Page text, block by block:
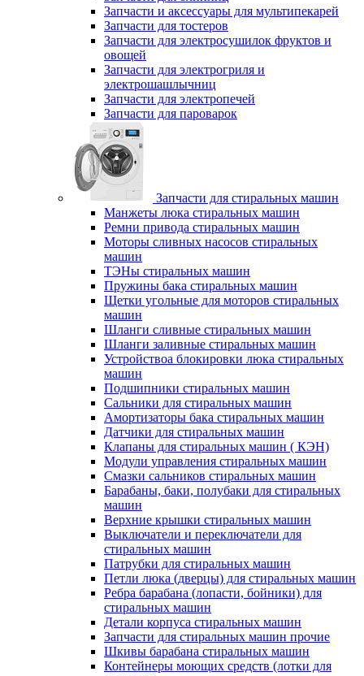
Запчасти и аксессуары для мультипекарей
Запчасти для тостеров
Запчасти для электросушилок фруктов и
овощей
Запчасти для электрогриля и
электрошашлычниц
Запчасти для электропечей
Запчасти для пароварок
Запчасти для стиральных машин
Манжеты люка стиральных машин
Ремни привода стиральных машин
Моторы сливных насосов стиральных
машин
ТЭНы стиральных машин
Пружины бака стиральных машин
Щетки угольные для моторов стиральных
машин
Шланги сливные стиральных машин
Шланги заливные стиральных машин
Устройствоа блокировки люка стиральных
машин
Подшипники стиральных машин
Сальники для стиральных машин
Амортизаторы бака стиральных машин
Датчики для стиральных машин
Клапаны для стиральных машин ( КЭН)
Модули управления стиральных машин
Смазки сальников стиральных машин
Барабаны, баки, полубаки для стиральных
машин
Верхние крышки стиральных машин
Выключатели и переключатели для
стиральных машин
Патрубки для стиральных машин
Петли люка (дверцы) для стиральных машин
Ребра барабана (лопасти, бойники) для
стиральных машин
Детали корпуса стиральных машин
Запчасти для стиральных машин прочие
Шкивы барабана стиральных машин
Контейнеры моющих средств (лотки для